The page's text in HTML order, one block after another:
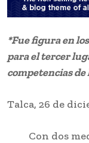
*Fue figura en
para el tercer
competencias
Talca, 26 de
Con dos